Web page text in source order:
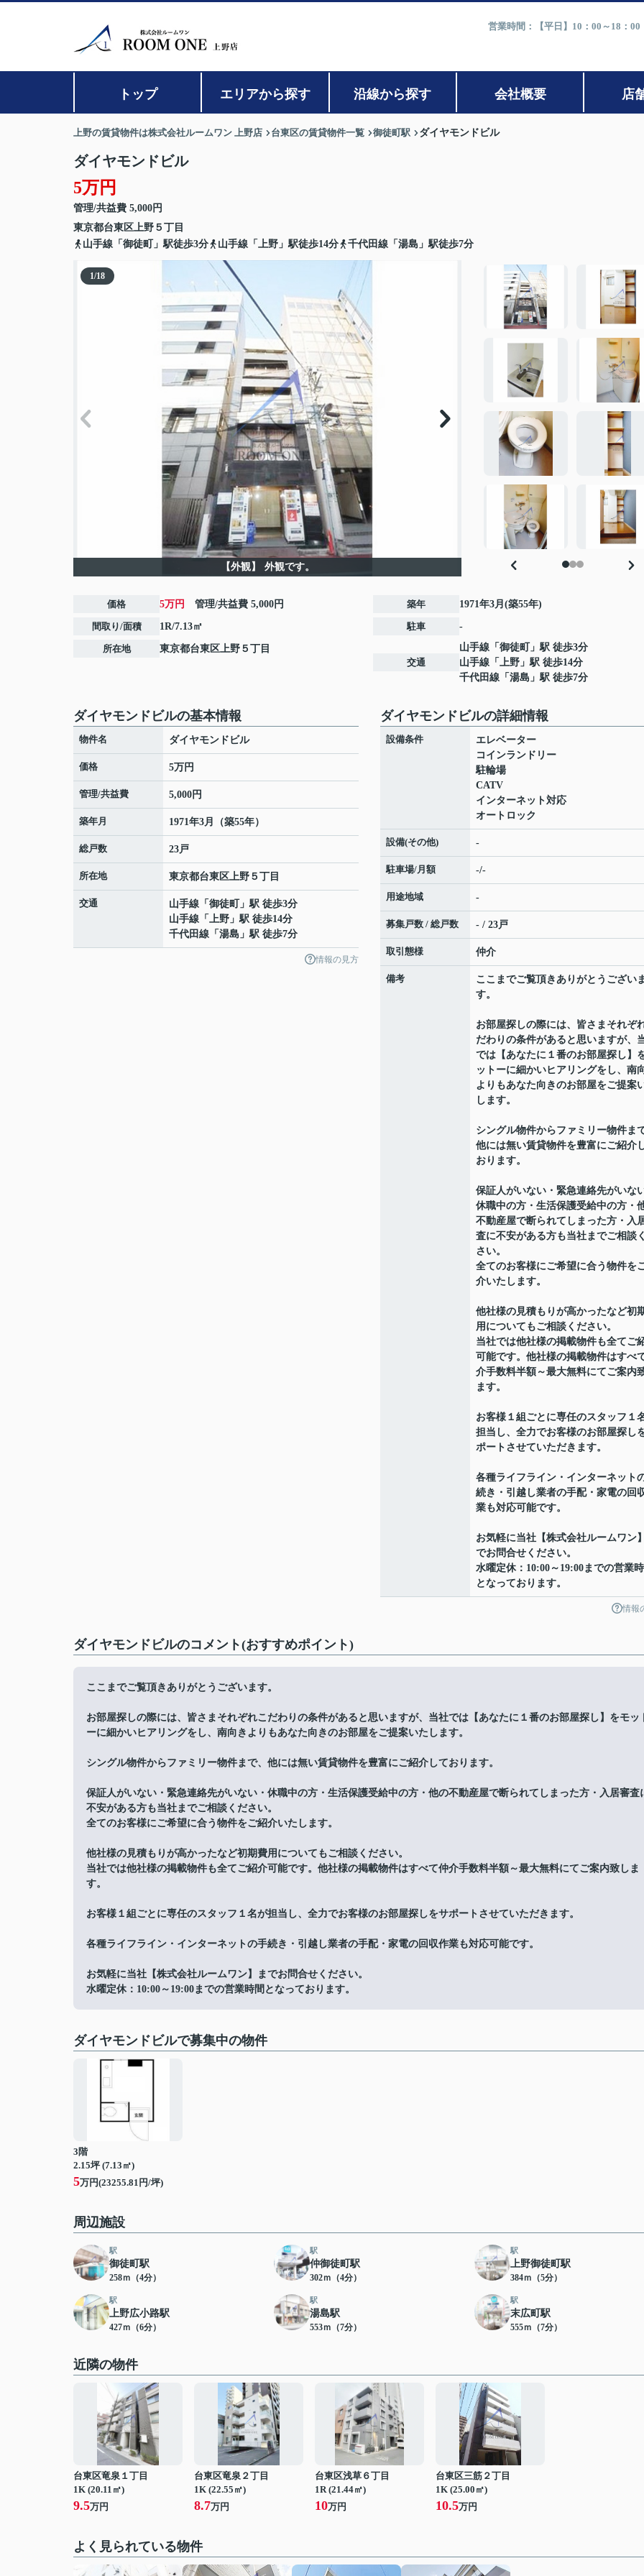
営業時間：【平日】10：00～18：
トップ エリアから探す 沿線から探す 会社概要 店
上野の賃貸物件は株式会社ルームワン 上野店 台東区の賃貸物件一覧 御徒町駅 ダイヤモンドビル
ダイヤモンドビル
5万円
管理/共益費 5,000円
東京都台東区上野 ５丁目
山手線「御徒町」駅徒歩3分
山手線「上野」駅徒歩14分 千代田線「湯島」駅徒歩7分
1/18
【外観】 外観です。
価格 5万円 管理/共益費 5,000円
間取り/面積 1R/7.13㎡
所在地 東京都台東区上野 ５丁目
築年 1971年3月(築55年)
駐車 -
交通
山手線 「 御徒町
」駅 徒歩3分
山手線 「 上野 」駅 徒歩14分
千代田線 「 湯島 」駅 徒歩7分
ダイヤモンドビルの基本情報
物件名 ダイヤモンドビル
価格 5万円
管理/共益費 5,000円
築年月 1971年3月（築55年）
総戸数 23戸
所在地 東京都台東区上野 ５丁目
交通 山手線 「 御徒町
」駅 徒歩3分
山手線 「 上野 」駅 徒歩14分
千代田線 「 湯島 」駅 徒歩7分
情報の見方
ダイヤモンドビルの詳細情報
設備条件
エレベーター
コインランドリー
駐輪場
CATV
インターネット対応
オートロック
設備(その他) -
駐車場/月額 -/-
用途地域 -
募集戸数 / 総戸数 - / 23戸
取引態様 仲介
備考
ここまでご覧頂きありがとうござい
す。
お部屋探しの際には、皆さまそれぞ
だわりの条件があると思いますが、
では【あなたに１番のお部屋探し】
ットーに細かいヒアリングをし、南
よりもあなた向きのお部屋をご提案
します。
シングル物件からファミリー物件ま
他には無い賃貸物件を豊富にご紹介
おります。
保証人がいない・緊急連絡先がいな
休職中の方・生活保護受給中の方・
不動産屋で断られてしまった方・入
査に不安がある方も当社までご相談
さい。
全てのお客様にご希望に合う物件を
介いたします。
他社様の見積もりが高かったなど初
用についてもご相談ください。
当社では他社様の掲載物件も全てご
可能です。他社様の掲載物件はすべ
介手数料半額～最大無料にてご案内
ます。
お客様１組ごとに専任のスタッフ１
担当し、全力でお客様のお部屋探し
ポートさせていただきます。
各種ライフライン・インターネット
続き・引越し業者の手配・家電の回
業も対応可能です。
お気軽に当社【株式会社ルームワン
でお問合せください。
水曜定休：10:00～19:00までの営業
となっております。
情報
ダイヤモンドビルのコメント(おすすめポイント)
ここまでご覧頂きありがとうございます。
お部屋探しの際には、皆さまそれぞれこだわりの条件があると思いますが、当社では【あなたに１番のお部屋探し】をモッ
ーに細かいヒアリングをし、南向きよりもあなた向きのお部屋をご提案いたします。
シングル物件からファミリー物件まで、他には無い賃貸物件を豊富にご紹介しております。
保証人がいない・緊急連絡先がいない・休職中の方・生活保護受給中の方・他の不動産屋で断られてしまった方・入居審査
不安がある方も当社までご相談ください。
全てのお客様にご希望に合う物件をご紹介いたします。
他社様の見積もりが高かったなど初期費用についてもご相談ください。
当社では他社様の掲載物件も全てご紹介可能です。他社様の掲載物件はすべて仲介手数料半額～最大無料にてご案内致しま
す。
お客様１組ごとに専任のスタッフ１名が担当し、全力でお客様のお部屋探しをサポートさせていただきます。
各種ライフライン・インターネットの手続き・引越し業者の手配・家電の回収作業も対応可能です。
お気軽に当社【株式会社ルームワン】までお問合せください。
水曜定休：10:00～19:00までの営業時間となっております。
ダイヤモンドビルで募集中の物件
3階
2.15坪 (7.13㎡)
5万円(23255.81円/坪)
周辺施設
駅
御徒町駅
258ｍ（4分）
駅
仲御徒町駅
302ｍ（4分）
駅
上野御徒町駅
384ｍ（5分）
駅
上野広小路駅
427ｍ（6分）
駅
湯島駅
553ｍ（7分）
駅
末広町駅
555ｍ（7分）
近隣の物件
台東区竜泉１丁目
1K (20.11㎡)
9.5万円
台東区竜泉２丁目
1K (22.55㎡)
8.7万円
台東区浅草６丁目
1R (21.44㎡)
10万円
台東区三筋２丁目
1K (25.00㎡)
10.5万円
よく見られている物件